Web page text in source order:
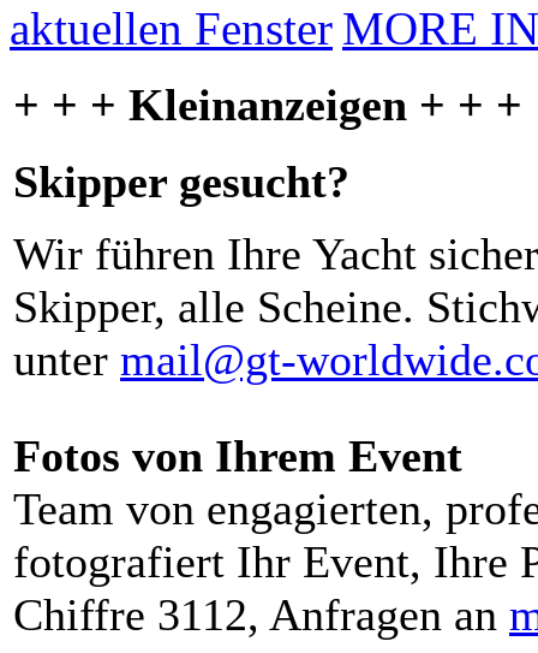
MORE
+ + + Kleinanzeigen + + +
Skipper gesucht?
Wir führen Ihre Yacht
Skipper, alle Scheine.
unter mail@gt-
Fotos von Ihrem Event
Team von engagierten,
fotografiert Ihr Event, Ihre
Chiffre 3112, Anfragen an